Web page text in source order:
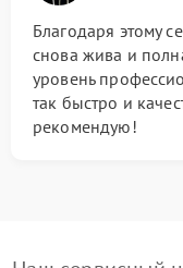
Благодаря этому
снова жива и
уровень
так быстро и
рекомендую!